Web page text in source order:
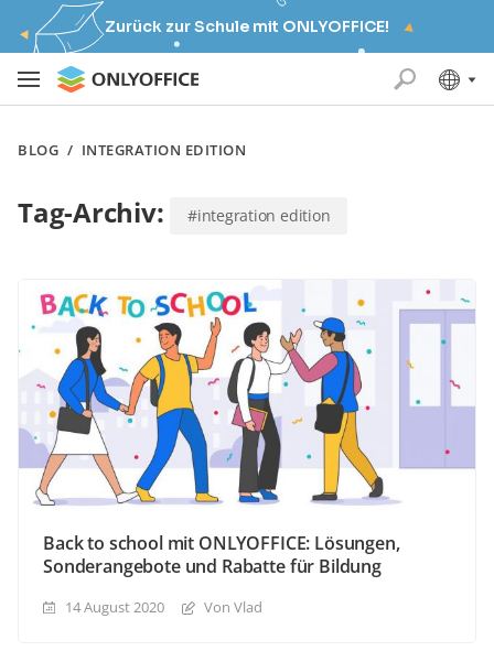
Zurück zur Schule mit ONLYOFFICE!
BLOG / INTEGRATION EDITION
Tag-Archiv: #integration edition
Back to school mit ONLYOFFICE: Lösungen,
Sonderangebote und Rabatte für Bildung
14 August 2020 Von Vlad